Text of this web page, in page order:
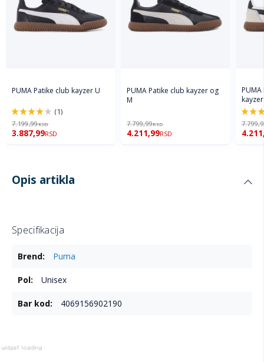
PUMA Patike club kayzer U
80%
(1)
7.199,99RSD
3.887,99RSD
PUMA Patike club kayzer og
M
7.799,99RSD
4.211,99RSD
100%
Opis artikla
Specifikacija
informacijaPuma
Unisex
4069156902190